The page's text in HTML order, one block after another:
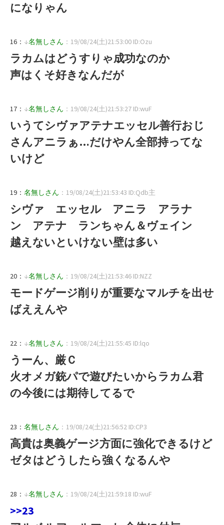
になりゃん
16： ↓名無しさん ：19/08/24(土)21:53:00 ID:Ozu
ラカムはどうすりゃ成功なのか
声はくそ好きなんだが
17： ↓名無しさん ：19/08/24(土)21:53:27 ID:wuF
いうてシヴァアテナエッセル善行おじ
さんアニラぁ…だけやん全部持ってな
いけど
19： 名無しさん ：19/08/24(土)21:53:43 ID:Qdb主
シヴァ エッセル アニラ アラナ
ン アテナ ランちゃん＆ヴェイン
越えないといけない壁は多い
20： ↓名無しさん ：19/08/24(土)21:53:46 ID:NZZ
モードゲージ削りが重要なマルチを出せ
ばええんや
22： ↓名無しさん ：19/08/24(土)21:55:45 ID:lqo
うーん、厳Ｃ
火オメガ銃パで遊びたいからラカム君
の今後には期待してるで
23： 名無しさん ：19/08/24(土)21:56:52 ID:CP3
高貴は奥義ゲージ方面に強化できるけど
ゼタはどうしたら強くなるんや
28： ↓名無しさん ：19/08/24(土)21:59:18 ID:wuF
>>23